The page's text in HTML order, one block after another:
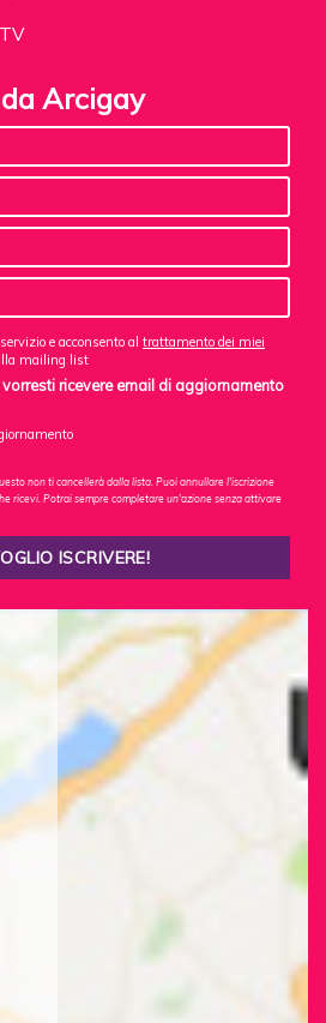
Arcigay
e acconsento al trattamento dei miei
mailing list
ricevere email di aggiornamento
non ti cancellerà dalla lista. Puoi annullare l'iscrizione
ricevi. Potrai sempre completare un'azione senza attivare